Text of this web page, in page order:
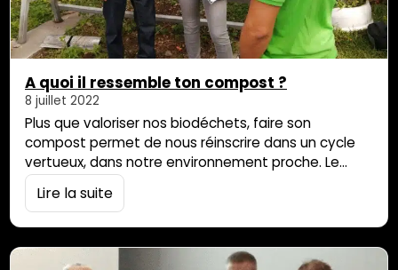
A quoi il ressemble ton compost ?
8 juillet 2022
Plus que valoriser nos biodéchets, faire son
compost permet de nous réinscrire dans un cycle
vertueux, dans notre environnement proche. Le
produit est consommé et, en fin de parcours, il
retourne à la terre pour nourrir le sol et faire pousser
organiques. Pourtant nous sommes loin de…
Lire la suite